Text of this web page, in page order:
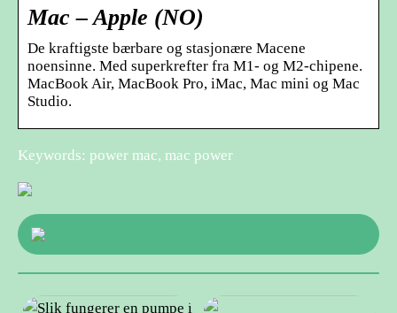
Mac – Apple (NO)
De kraftigste bærbare og stasjonære Macene
noensinne. Med superkrefter fra M1- og M2-chipene.
MacBook Air, MacBook Pro, iMac, Mac mini og Mac
Studio.
Keywords: power mac, mac power